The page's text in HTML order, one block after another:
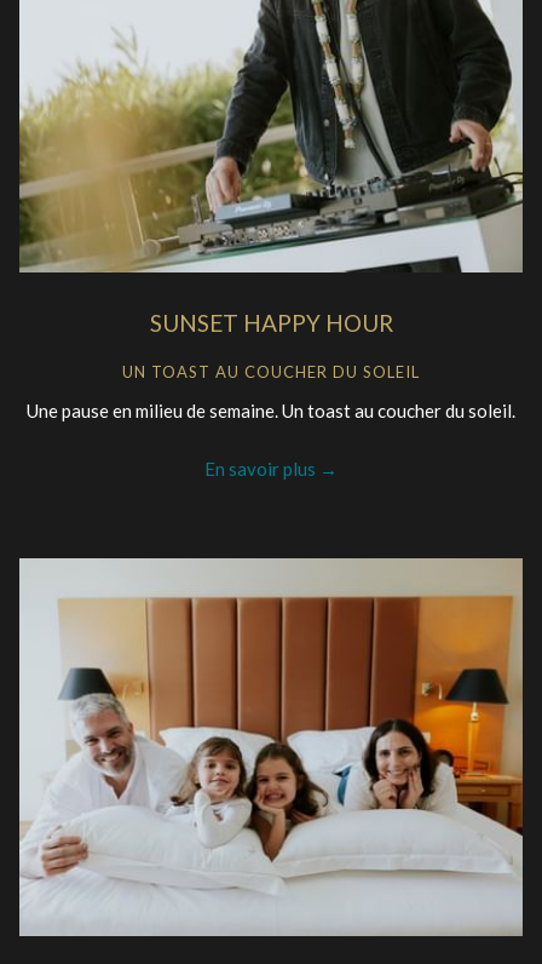
SUNSET HAPPY HOUR
UN TOAST AU COUCHER DU SOLEIL
Une pause en milieu de semaine. Un toast au coucher du soleil.
En savoir plus